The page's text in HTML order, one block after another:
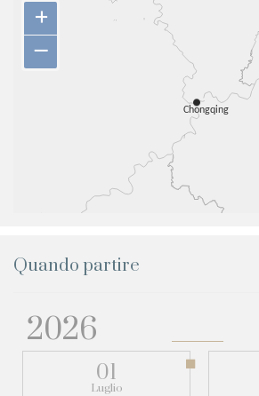
+
–
Quando partire
2026
01
Luglio